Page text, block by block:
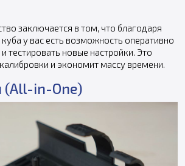
заключается в том, что благодаря
у вас есть возможность оперативно
тестировать новые настройки. Это
и экономит массу времени.
(All-in-One)